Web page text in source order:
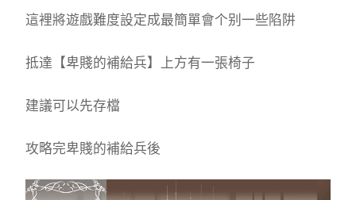
這裡將遊戲難度設定成最簡單會个别一些陷阱
抵達【卑賤的補給兵】上方有一張椅子
建議可以先存檔
攻略完卑賤的補給兵後